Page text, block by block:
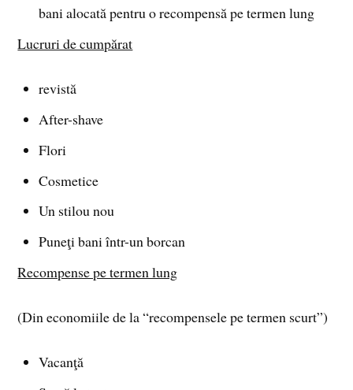
bani alocată pentru o recompensă pe termen lung
Lucruri de cumpărat
revistă
After-shave
Flori
Cosmetice
Un stilou nou
Puneţi bani într-un borcan
Recompense pe termen lung
(Din economiile de la “recompensele pe termen scurt”)
Vacanţă